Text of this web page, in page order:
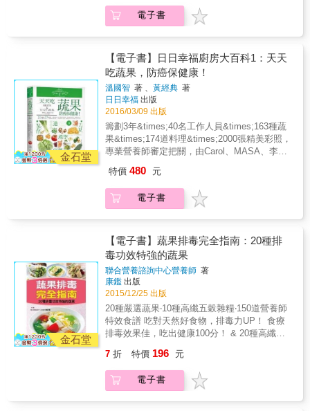
味道苦苦的或臭臭的、口感軟爛好噁心、聞起
來味道不好、討厭它煮過後的口感、不喜歡它
的顏色或長相、每次都這樣煮所以吃膩了、某
爸媽硬逼吃下肚、沒有原因就是討厭蔬菜
&hellip;。 ＊找到原因後，營養師親子食育老師
教爸媽帶孩子吃！ 爸媽必知，兒童食育營養師
告訴你這樣吃最健康～ 書中整理了55種蔬菜營
養特點、營養升級吃法、攝取食物的先後順
序、小孩的食用注意事項&hellip;等，更告訴爸
媽們如何從幼兒期開始為孩子安排六大類飲
食、蔬菜營養素排行榜、食物攝取的正確順
謂真正的「挑食」、提供減少挑食的五感飲食
養心法～ Mini cook將分享食育課堂上的親子教
養心法，從另個角度、不同方式帶爸媽與孩子
一起親近蔬菜、認識蔬菜，一起來看看從餐桌
延伸至土地與文化的有趣食育吧。 由親子料理
老師設計、讓孩子食慾大開的食譜～ 由宋雅雯
老師設計，即使是料理新手媽咪也能完成的親
切食譜，而且好吃易做、還能和大孩子一起享
受廚事樂趣，原來蔬菜料理能如此美味有變
化。
蔬果的種類、營養價值與熱量、 選購與保存
法、適合的烹調與切割法、主要盛產地與季
灣最有價值的百科全書！ & 以蔬果主題明確聚
焦，詳細介紹葉菜、根莖菜、花菜、芽菜、蕈
菇、果菜與豆類七大類別共163種蔬菜，不但兼
具廣度與深度，並據此設計174道色香味俱全又
健康滿分的中西日各國料理，將蔬果的鮮美詮
釋到淋漓盡致。 & 兩位廚師皆巧妙地以各種食
材特色及原味來變化口味，如運用奶味於大白
菜，讓柔綿、清香的口感更有層次；以簡單的
油醋提出水生菜的清爽；酸甜的大番茄讓肉醬
更開胃；黑芝麻的獨特香氣讓牛蒡纖維更有風
些許酸甜的梅肉讓樸實的山藥更開胃與護胃；
以蒜花生搭配西瓜、柚子及甜椒，讓蔬菜水果
的組合，變得更讓人垂涎三尺；也以味噌、辣
本書不但完整介紹市面上所有蔬果，清楚標示
產地產季，詳細分析所具有的營養價值與熱
量；更將每一種蔬果的英文名稱、學名與俗
名、選購方法、保存方法與適合的烹調法完全
公開，不必擔心家裡大人、小孩挑剔的嘴巴，
也滿足所有的味蕾，更照顧到全家人的營養攝
取。加上2000張圖文並茂的彩照，與營學養巧
妙結合，絕對是一部家家戶戶必備的蔬菜百科
帶領大家深入了解163種蔬果，且每一種蔬果皆
何運用於174道料理。 ◆特色2完整身分介紹 提
供蔬果檔案介紹、俗名與學名、主要產地、盛
產季節，讓您不再錯過當令蔬果。 ◆特色3保
電子書
金石堂
【電子書】日日幸福廚房大百科1：天天
吃蔬果，防癌保健康！
溫國智 著 、黃經典 著
日日幸福 出版
2016/03/09 出版
籌劃3年&times;40名工作人員&times;163種蔬
果&times;174道料理&times;2000張精美彩照，
專業營養師審定把關，由Carol、MASA、李福
專業才賢跨界肯定推薦， 完整蒐錄並介紹各種
蔬果的種類、營養價值與熱量、 選購與保存
法、適合的烹調與切割法、主要盛產地與季
灣最有價值的百科全書！ & 以蔬果主題明確聚
焦，詳細介紹葉菜、根莖菜、花菜、芽菜、蕈
菇、果菜與豆類七大類別共163種蔬菜，不但兼
具廣度與深度，並據此設計174道色香味俱全又
健康滿分的中西日各國料理，將蔬果的鮮美詮
釋到淋漓盡致。 & 兩位廚師皆巧妙地以各種食
材特色及原味來變化口味，如運用奶味於大白
菜，讓柔綿、清香的口感更有層次；以簡單的
油醋提出水生菜的清爽；酸甜的大番茄讓肉醬
更開胃；黑芝麻的獨特香氣讓牛蒡纖維更有風
些許酸甜的梅肉讓樸實的山藥更開胃與護胃；
以蒜花生搭配西瓜、柚子及甜椒，讓蔬菜水果
的組合，變得更讓人垂涎三尺；也以味噌、辣
特價 480 元
電子書
金石堂
【電子書】蔬果排毒完全指南：20種排
毒功效特強的蔬果
聯合營養諮詢中心營養師 著
康鑑 出版
2015/12/25 出版
20種嚴選蔬果‧10種高纖五穀雜糧‧150道營養師
特效食譜 吃對天然好食物，排毒力UP！ 食療
排毒效果佳，吃出健康100分！ & 20種高纖低
體內毒素累積過多，人就容易生病。別擔心！
營養師精選20種天然排毒蔬果，協助人體清除
廢物，重拾健康元氣生活。 & 150道排毒享瘦
7 折 特價 196 元
電子書